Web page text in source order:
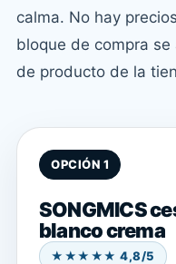
calma. No hay
bloque de compra
de producto de la
OPCIÓN 1
SONGMICS
blanco crema
★★★★★ 4,8/5